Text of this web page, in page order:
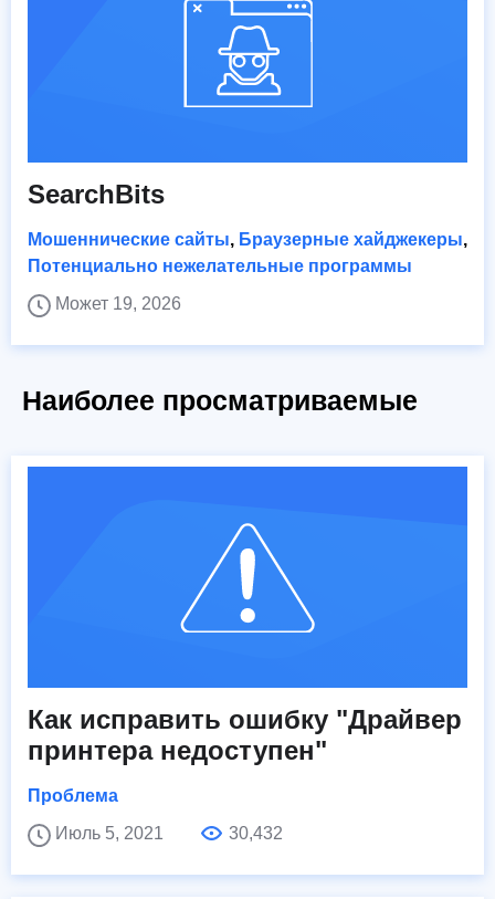
SearchBits
Мошеннические сайты, Браузерные хайджекеры,
Потенциально нежелательные программы
Может 19, 2026
Наиболее просматриваемые
Как исправить ошибку "Драйвер
принтера недоступен"
Проблема
Июль 5, 2021
30,432